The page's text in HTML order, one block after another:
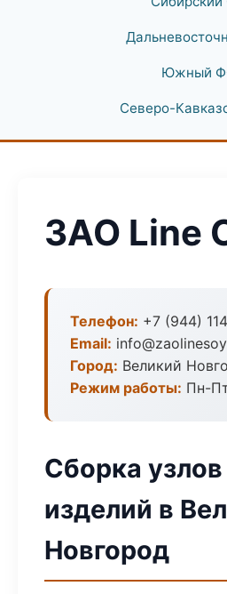
Южный
Северо-
ЗАО Line
Телефон: +7 (944)
Email:
Город: Великий
Режим работы: Пн-
Сборка узлов
изделий в
Новгород